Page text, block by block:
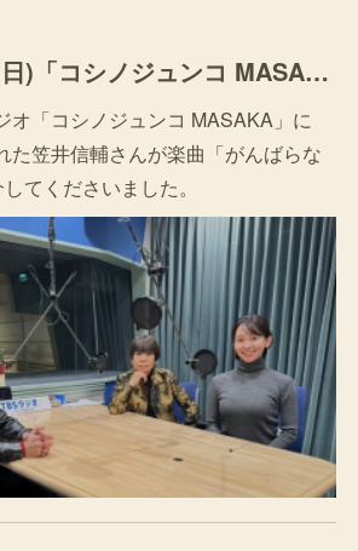
【ラジオ】3/1(日)「コシノジュンコ MASAKA」にて楽曲をご紹介いただきました
オ「コシノジュンコ MASAKA」に
た笠井信輔さんが楽曲「がんばらな
てくださいました。